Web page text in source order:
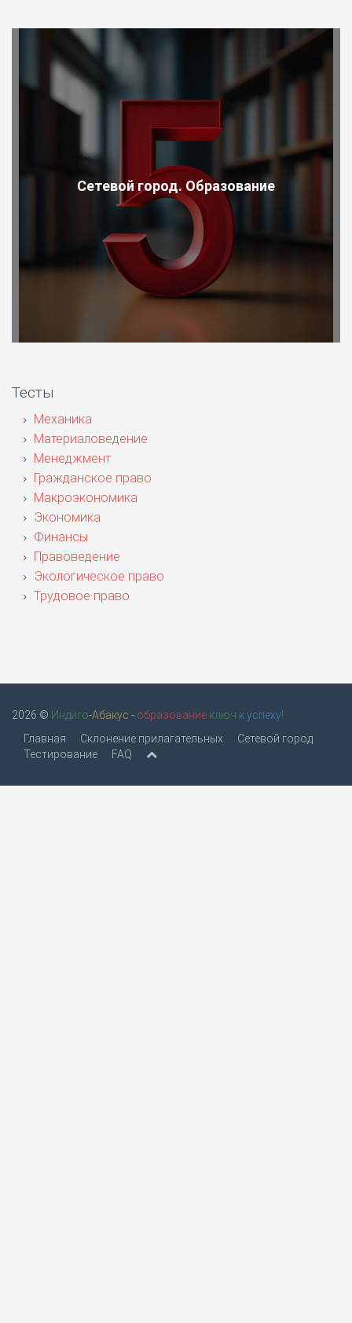
Сетевой город. Образование
Тесты
Механика
Материаловедение
Менеджмент
Гражданское право
Макроэкономика
Экономика
Финансы
Правоведение
Экологическое право
Трудовое право
2026 © Индиго-Абакус - образование ключ к успеху!
Главная
Склонение прилагательных
Сетевой город
Тестирование
FAQ